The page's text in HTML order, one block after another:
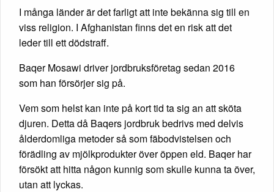
I många länder är det farligt att inte bekänna sig till en
viss religion. I Afghanistan finns det en risk att det
leder till ett dödstraff.
Baqer Mosawi driver jordbruksföretag sedan 2016
som han försörjer sig på.
Vem som helst kan inte på kort tid ta sig an att sköta
djuren. Detta då Baqers jordbruk bedrivs med delvis
ålderdomliga metoder så som fäbodvistelsen och
förädling av mjölkprodukter över öppen eld. Baqer har
försökt att hitta någon kunnig som skulle kunna ta över,
utan att lyckas.